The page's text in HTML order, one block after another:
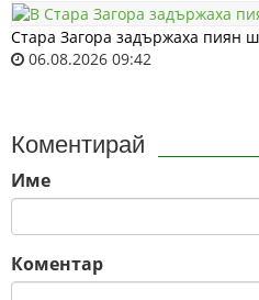
Стара Загора задържаха пиян
06.08.2026 09:42
Коментирай
Име
Коментар